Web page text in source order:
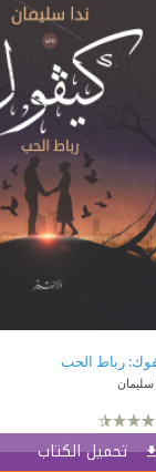
رباط الحب
سليمان
تحميل الكتاب